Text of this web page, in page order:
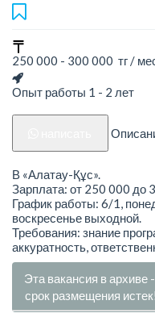
250 000 - 300 000 тг /
Опыт работы 1 - 2 лет
В «Алатау-Құс».
Зарплата: от 250 000 до
График работы: 6/1,
воскресенье выходной.
Требования: знание
аккуратность,
Эта вакансия в архиве -
срок размещения